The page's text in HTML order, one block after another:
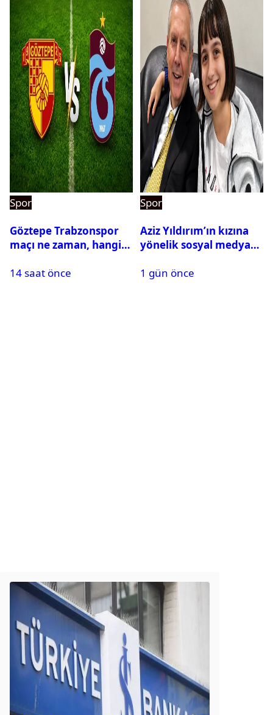
Spor
Göztepe Trabzonspor
maçı ne zaman, hangi
oynayacak mı?
14 saat önce
Spor
Aziz Yıldırım’ın kızına
yönelik sosyal medya
hakkında karar çıktı
1 gün önce